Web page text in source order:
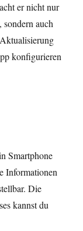
er nicht nur
auch
konfigurieren
Smartphone
Informationen
Die
kannst du